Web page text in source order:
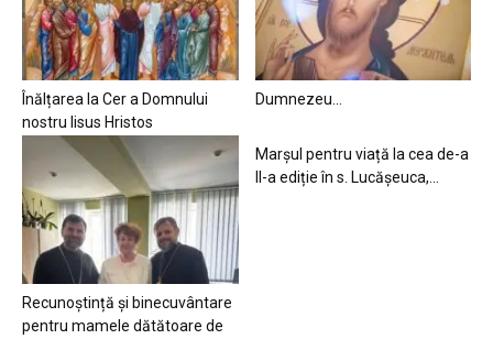
Înălțarea la Cer a Domnului
nostru Iisus Hristos
Dumnezeu…
Recunoștință și binecuvântare
pentru mamele dătătoare de
Marșul pentru viață la cea de-a
II-a ediție în s. Lucășeuca,...